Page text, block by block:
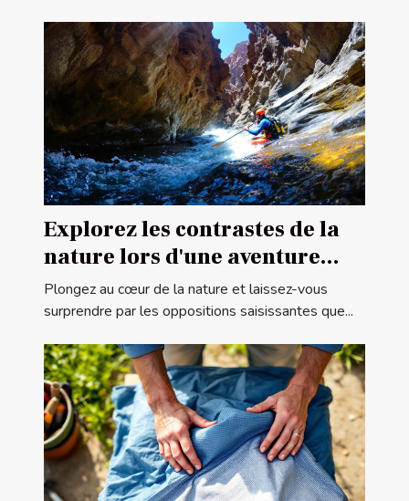
Explorez les contrastes de la
nature lors d'une aventure
canyoning
Plongez au cœur de la nature et laissez-vous
surprendre par les oppositions saisissantes que...